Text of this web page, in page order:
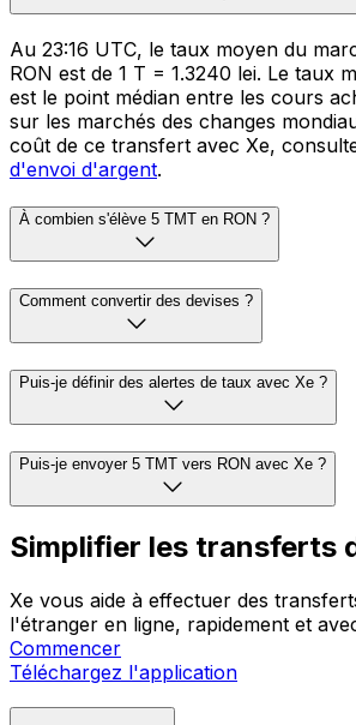
Au 23:16 UTC, le taux moyen du
RON est de 1 T = 1.3240 lei. Le taux
est le point médian entre les cours
sur les marchés des changes
coût de ce transfert avec Xe,
d'envoi d'argent.
À combien s'élève 5 TMT en RON ?
Comment convertir des devises ?
Puis-je définir des alertes de taux avec Xe ?
Puis-je envoyer 5 TMT vers RON avec Xe ?
Simplifier les transferts
Xe vous aide à effectuer des
l'étranger en ligne, rapidement et
Commencer
Téléchargez l'application